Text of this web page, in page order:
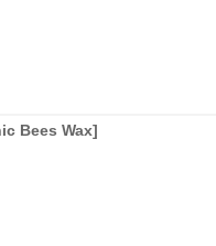
Bees Wax]